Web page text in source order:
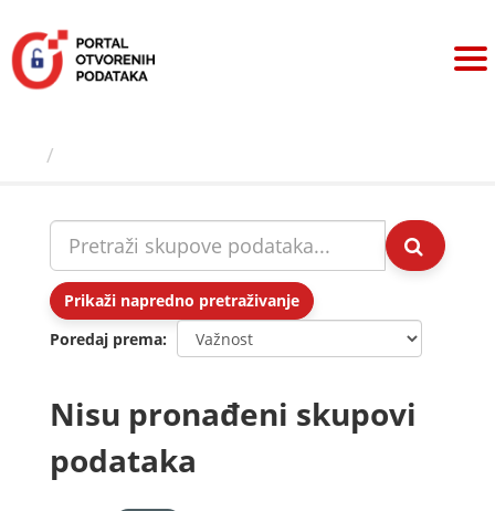
sadržaj
Prikaži napredno pretraživanje
Poredaj prema
Nisu pronađeni skupovi
podataka